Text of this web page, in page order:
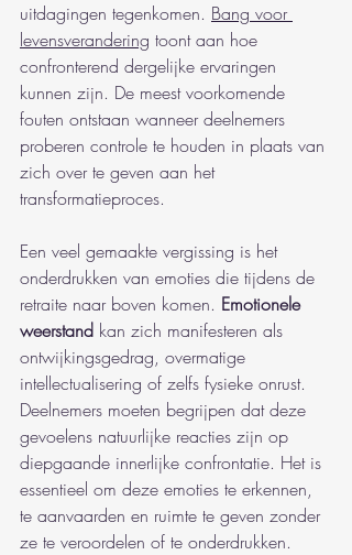
uitdagingen tegenkomen. Bang voor
levensverandering toont aan hoe
confronterend dergelijke ervaringen
kunnen zijn. De meest voorkomende
fouten ontstaan wanneer deelnemers
proberen controle te houden in plaats van
zich over te geven aan het
transformatieproces.
Een veel gemaakte vergissing is het
onderdrukken van emoties die tijdens de
retraite naar boven komen. Emotionele
weerstand kan zich manifesteren als
ontwijkingsgedrag, overmatige
intellectualisering of zelfs fysieke onrust.
Deelnemers moeten begrijpen dat deze
gevoelens natuurlijke reacties zijn op
diepgaande innerlijke confrontatie. Het is
essentieel om deze emoties te erkennen,
te aanvaarden en ruimte te geven zonder
ze te veroordelen of te onderdrukken.